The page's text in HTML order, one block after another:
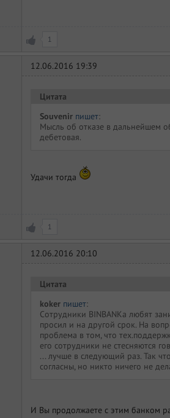
1
12.06.2016 19:39
Цитата
Souvenir пишет:
Мысль об отказе в дальнейшем
дебетовая.
Удачи тогда
1
12.06.2016 20:10
Цитата
koker пишет:
Сотрудники BINBANKа любят
просил и на другой срок. На
проблема в том, что
его сотрудники не стесняются
... лучше в следующий раз. Так
согласны, но никто ничего не
И Вы продолжаете с этим банком